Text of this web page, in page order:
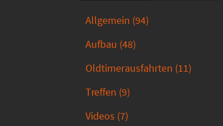
Allgemein (94)
Aufbau (48)
Oldtimerausfahrten (11)
Treffen (9)
Videos (7)